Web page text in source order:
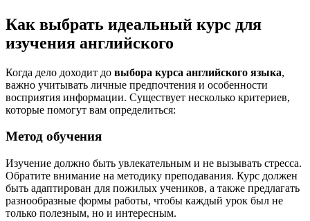
Как выбрать идеальный курс для
изучения английского
Когда дело доходит до выбора курса английского языка,
важно учитывать личные предпочтения и особенности
восприятия информации. Существует несколько критериев,
которые помогут вам определиться:
Метод обучения
Изучение должно быть увлекательным и не вызывать стресса.
Обратите внимание на методику преподавания. Курс должен
быть адаптирован для пожилых учеников, а также предлагать
разнообразные формы работы, чтобы каждый урок был не
только полезным, но и интересным.